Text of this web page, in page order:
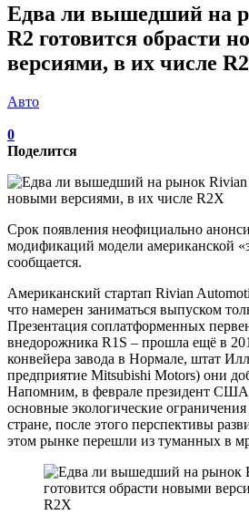
Едва ли вышедший на
R2 готовится обрасти
версиями, в их числе
Авто
0
Поделится
Срок появления неофициально
модификаций модели американской
сообщается.
Американский стартап Rivian
что намерен заниматься выпуском
Презентация соплатформенных
внедорожника R1S – прошла ещё в
конвейера завода в Нормале, штат
предприятие Mitsubishi Motors) они
Напомним, в феврале президент
основные экологические
стране, после этого перспективы
этом рынке перешли из туманных в